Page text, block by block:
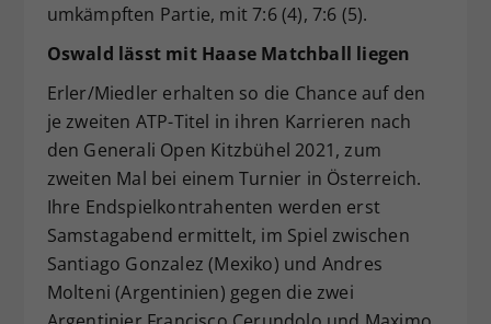
umkämpften Partie, mit 7:6 (4), 7:6 (5).
Oswald lässt mit Haase Matchball liegen
Erler/Miedler erhalten so die Chance auf den
je zweiten ATP-Titel in ihren Karrieren nach
den Generali Open Kitzbühel 2021, zum
zweiten Mal bei einem Turnier in Österreich.
Ihre Endspielkontrahenten werden erst
Samstagabend ermittelt, im Spiel zwischen
Santiago Gonzalez (Mexiko) und Andres
Molteni (Argentinien) gegen die zwei